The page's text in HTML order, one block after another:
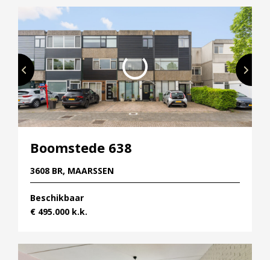
Boomstede 638
3608 BR, MAARSSEN
Beschikbaar
€ 495.000 k.k.